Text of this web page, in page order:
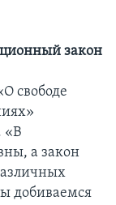
закон
свободе
«В
а закон
добиваемся